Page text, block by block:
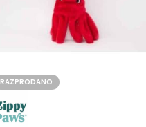
RAZPRODANO